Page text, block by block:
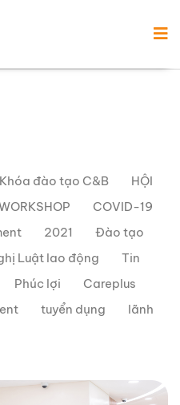
Khóa đào tạo C&B
HỘI
COVID-19
2021
Đào tạo
Luật lao động
Tin
Phúc lợi
Careplus
tuyển dụng
lãnh